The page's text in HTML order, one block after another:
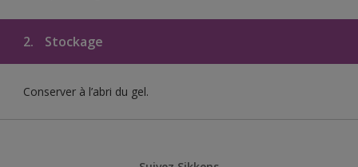
2. Stockage
Conserver à l’abri du gel.